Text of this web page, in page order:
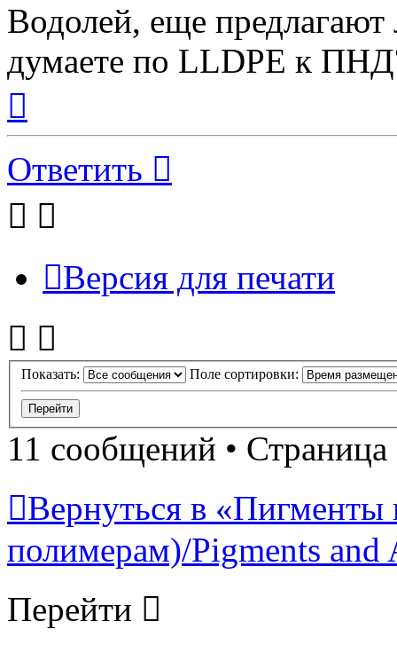
Водолей, еще
думаете по LLDPE к
началу
Ответить
Версия для печати
Показать: Поле сортировки:
11 сообщений • Страница
Вернуться в
полимерам)/Pigments and
Перейти